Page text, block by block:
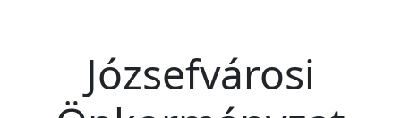
Józsefvárosi